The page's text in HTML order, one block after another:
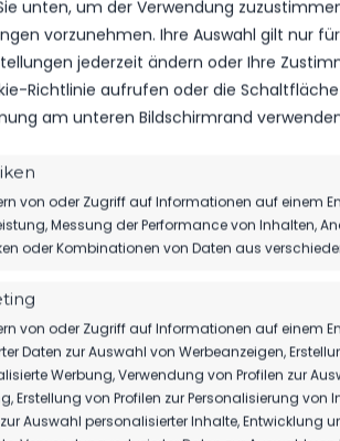
unten, um der Verwendung
vorzunehmen. Ihre Auswahl gilt nur
jederzeit ändern oder Ihre
Richtlinie aufrufen oder die
am unteren Bildschirmrand
von oder Zugriff auf Informationen auf einem
Messung der Performance von Inhalten,
oder Kombinationen von Daten aus
von oder Zugriff auf Informationen auf einem
Daten zur Auswahl von Werbeanzeigen,
Werbung, Verwendung von Profilen zur
Erstellung von Profilen zur Personalisierung von
Auswahl personalisierter Inhalte, Entwicklung